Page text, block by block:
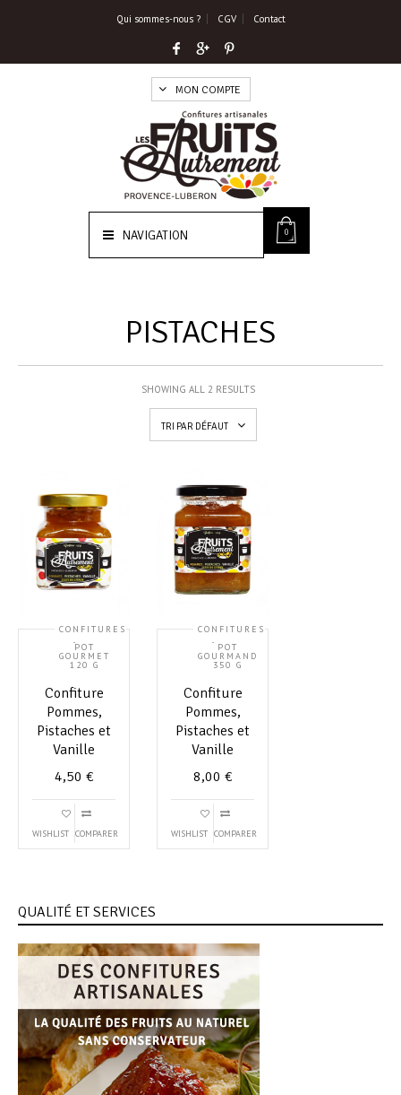
Qui sommes-nous ? CGV Contact
MON COMPTE
0
NAVIGATION
PISTACHES
SHOWING ALL 2 RESULTS
TRI PAR DÉFAUT
CONFITURES
,
POT
GOURMET
120 G
Confiture
Pommes,
Pistaches et
Vanille
4,50 €
WISHLIST COMPARER
CONFITURES
,
POT
GOURMAND
350 G
Confiture
Pommes,
Pistaches et
Vanille
8,00 €
WISHLIST COMPARER
QUALITÉ ET SERVICES